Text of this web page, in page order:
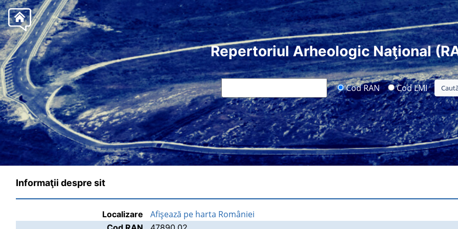
Repertoriul Arheologic Naţional
Cod RAN Cod LMI
Informaţii despre sit
Localizare Afişează pe harta României